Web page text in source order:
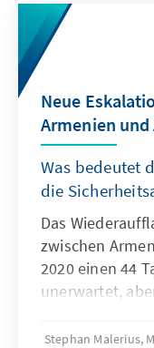
Studierenden
Nacht durch
offensichtlich
„rote Linie“
Neue
Armenien
Was bedeutet
die
Das
zwischen
2020 einen 44
unerwartet,
Frühjahr und
Stephan Malerius,